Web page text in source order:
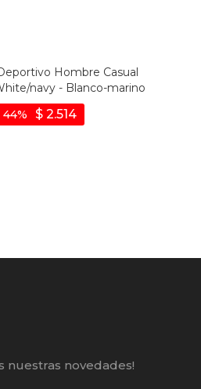
Hombre Casual
navy - Blanco-marino
$ 2.514
44
nuestras novedades!